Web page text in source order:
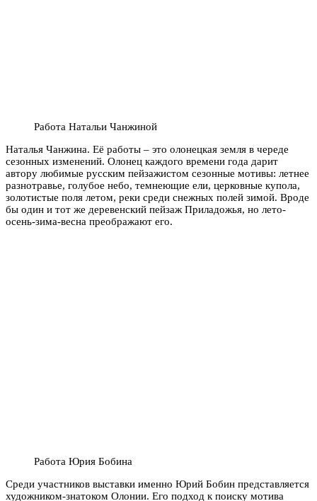
Работа Натальи Чанжиной
Наталья Чанжина. Её работы – это олонецкая земля в череде
сезонных изменений. Олонец каждого времени года дарит
автору любимые русским пейзажистом сезонные мотивы: летнее
разнотравье, голубое небо, темнеющие ели, церковные купола,
золотистые поля летом, реки среди снежных полей зимой. Вроде
бы один и тот же деревенский пейзаж Приладожья, но лето-
осень-зима-весна преображают его.
Работа Юрия Бобина
Среди участников выставки именно Юрий Бобин представляется
художником-знатоком Олонии. Его подход к поиску мотива